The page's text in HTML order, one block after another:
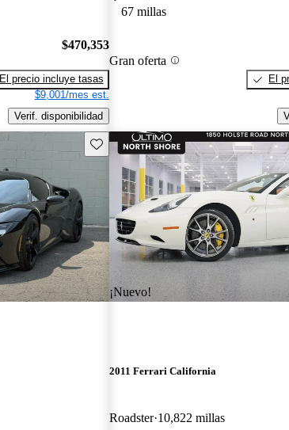
$470,353
El precio incluye tasas
$9,001/mes est.
Verif. disponibilidad
67 millas
Gran oferta
El
Guarda este Aviso
¡Nuevo!
2011 Ferrari California
Roadster 10,822 millas